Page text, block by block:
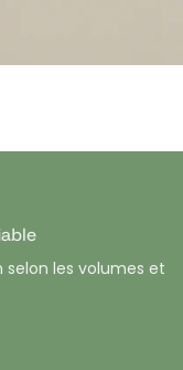
selon les volumes et